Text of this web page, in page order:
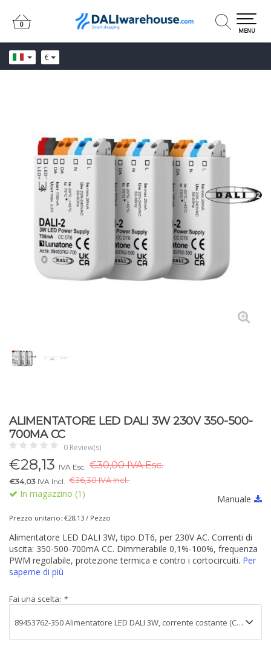
€
0
0
MENU
ALIMENTATORE LED DALI 3W 230V 350-500-
700MA CC
0 Review(s)
€28,13 IVA Esc. €30,00 IVA Esc.
€34,03 IVA Incl. €36,30 IVA Incl..
In magazzino (1) Manuale
Prezzo unitario: €28,13 / Pezzo
Alimentatore LED DALI 3W, tipo DT6, per 230V AC. Correnti di
uscita: 350-500-700mA CC. Dimmerabile 0,1%-100%, frequenza
PWM regolabile, protezione termica e contro i cortocircuiti. Per
saperne di più
Fai una scelta: *